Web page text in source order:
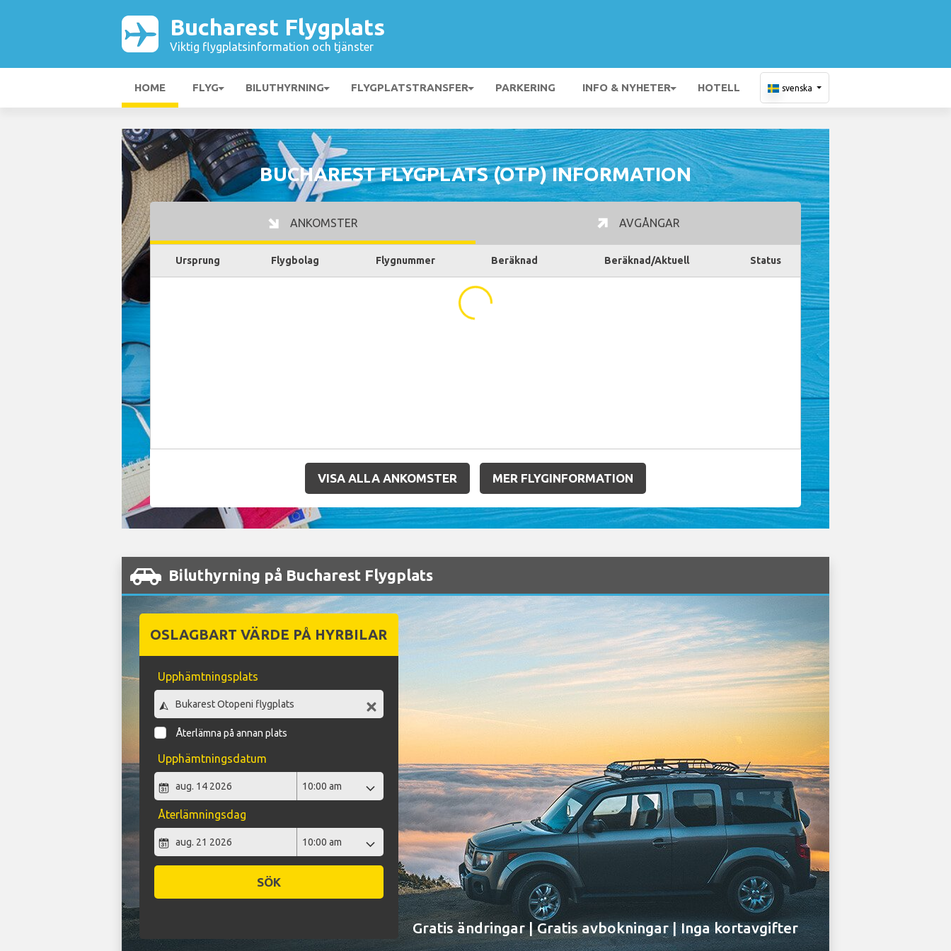
Bucharest Flygplats
Viktig flygplatsinformation och tjänster
HOME FLYG BILUTHYRNING FLYGPLATSTRANSFER PARKERING INFO & NYHETER HOTELL svenska
BUCHAREST FLYGPLATS (OTP) INFORMATION
ANKOMSTER AVGÅNGAR
Ursprung Flygbolag Flygnummer Beräknad Beräknad/Aktuell Status
...
VISA ALLA ANKOMSTER MER FLYGINFORMATION
Biluthyrning på Bucharest Flygplats
OSLAGBART VÄRDE PÅ HYRBILAR
Upphämtningsplats
Återlämna på annan plats
Upphämtningsdatum
Återlämningsdag
SÖK
Gratis ändringar | Gratis avbokningar | Inga kortavgifter